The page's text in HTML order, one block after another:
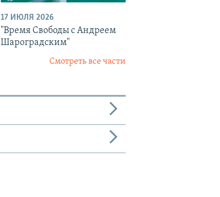
17 ИЮЛЯ 2026
"Время Свободы с Андреем
Шароградским"
Смотреть все части